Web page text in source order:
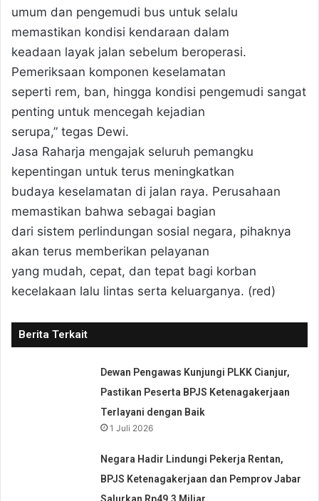
umum dan pengemudi bus untuk selalu
memastikan kondisi kendaraan dalam
keadaan layak jalan sebelum beroperasi.
Pemeriksaan komponen keselamatan
seperti rem, ban, hingga kondisi pengemudi sangat
penting untuk mencegah kejadian
serupa,” tegas Dewi.
Jasa Raharja mengajak seluruh pemangku
kepentingan untuk terus meningkatkan
budaya keselamatan di jalan raya. Perusahaan
memastikan bahwa sebagai bagian
dari sistem perlindungan sosial negara, pihaknya
akan terus memberikan pelayanan
yang mudah, cepat, dan tepat bagi korban
kecelakaan lalu lintas serta keluarganya. (red)
Berita Terkait
Dewan Pengawas Kunjungi PLKK Cianjur,
Pastikan Peserta BPJS Ketenagakerjaan
Terlayani dengan Baik
1 Juli 2026
Negara Hadir Lindungi Pekerja Rentan,
BPJS Ketenagakerjaan dan Pemprov Jabar
Salurkan Rp49,3 Miliar